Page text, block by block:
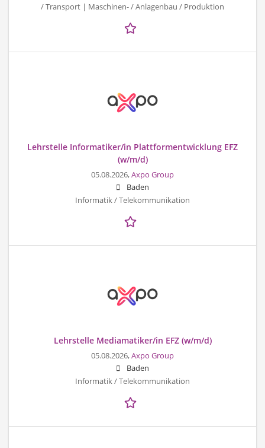
/ Transport | Maschinen- / Anlagenbau / Produktion
Lehrstelle Informatiker/in Plattformentwicklung EFZ
(w/m/d)
05.08.2026,Axpo Group
Baden
Informatik / Telekommunikation
Lehrstelle Mediamatiker/in EFZ (w/m/d)
05.08.2026,Axpo Group
Baden
Informatik / Telekommunikation